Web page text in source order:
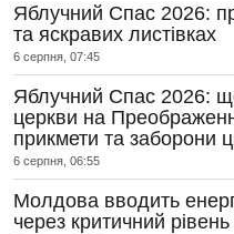
Яблучний Спас 2026:
та яскравих листівках
6 серпня, 07:45
Яблучний Спас 2026:
церкви на
прикмети та заборони
6 серпня, 06:55
Молдова вводить
через критичний